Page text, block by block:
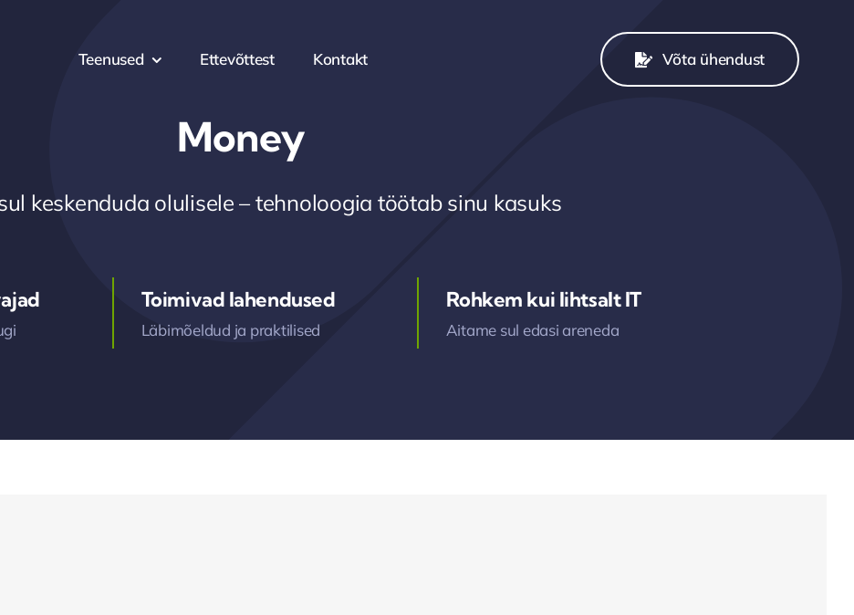
Teenused Ettevõttest Kontakt Võta ühendust
Money
keskenduda olulisele – tehnoloogia töötab sinu kasuks
Toimivad lahendused
Läbimõeldud ja praktilised
Rohkem kui lihtsalt IT
Aitame sul edasi areneda